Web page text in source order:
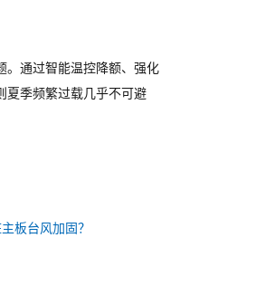
。通过智能温控降额、强化
夏季频繁过载几乎不可避
板台风加固？